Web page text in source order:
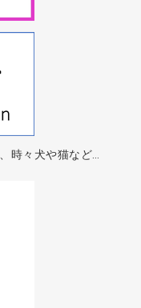
時々犬や猫など…